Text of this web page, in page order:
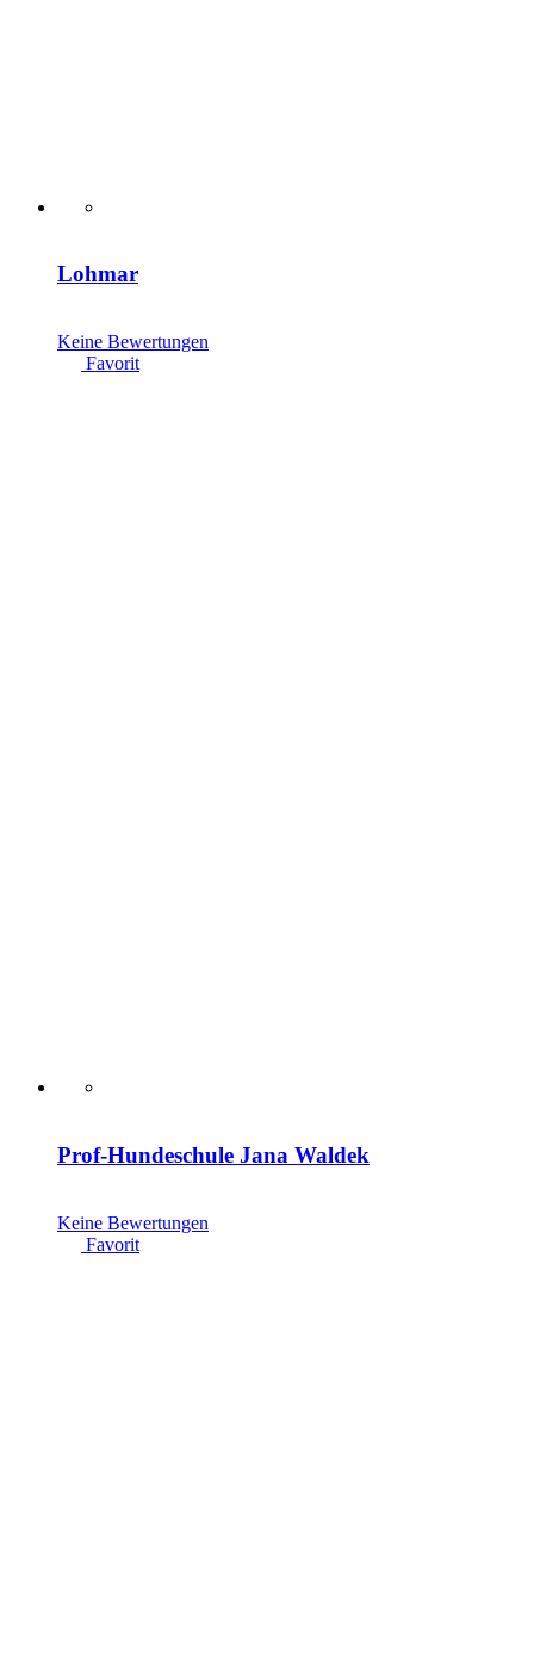
Lohmar
Keine Bewertungen
Favorit
Prof-Hundeschule Jana Waldek
Keine Bewertungen
Favorit